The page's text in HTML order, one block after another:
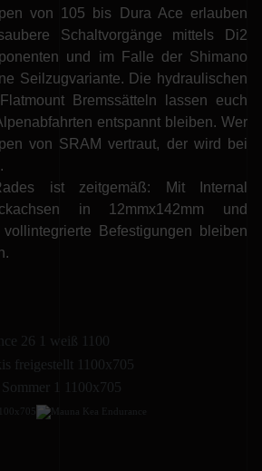
von 105 bis Dura Ace erlauben
Schaltvorgänge mittels Di2
und im Falle der Shimano
Seilzugvariante. Die hydraulischen
Bremssätteln lassen euch
entspannt bleiben. Wer
von SRAM vertraut, der wird bei
ist zeitgemäß: Mit Internal
in 12mmx142mm und
Befestigungen bleiben